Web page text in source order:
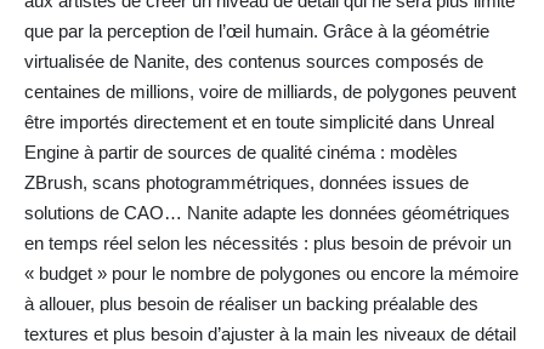
que par la perception de l’œil humain. Grâce à la géométrie
virtualisée de Nanite, des contenus sources composés de
centaines de millions, voire de milliards, de polygones peuvent
être importés directement et en toute simplicité dans Unreal
Engine à partir de sources de qualité cinéma : modèles
ZBrush, scans photogrammétriques, données issues de
solutions de CAO… Nanite adapte les données géométriques
en temps réel selon les nécessités : plus besoin de prévoir un
« budget » pour le nombre de polygones ou encore la mémoire
à allouer, plus besoin de réaliser un backing préalable des
textures et plus besoin d’ajuster à la main les niveaux de détail